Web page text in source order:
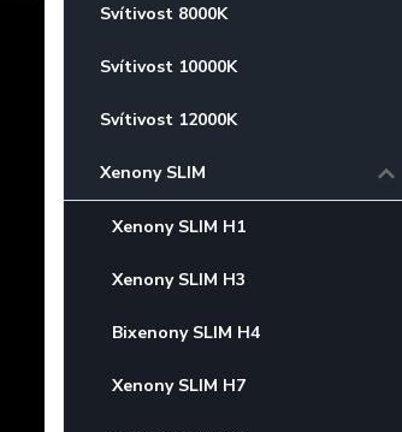
Svítivost 8000K
Svítivost 10000K
Svítivost 12000K
Xenony SLIM
Xenony SLIM H1
Xenony SLIM H3
Bixenony SLIM H4
Xenony SLIM H7